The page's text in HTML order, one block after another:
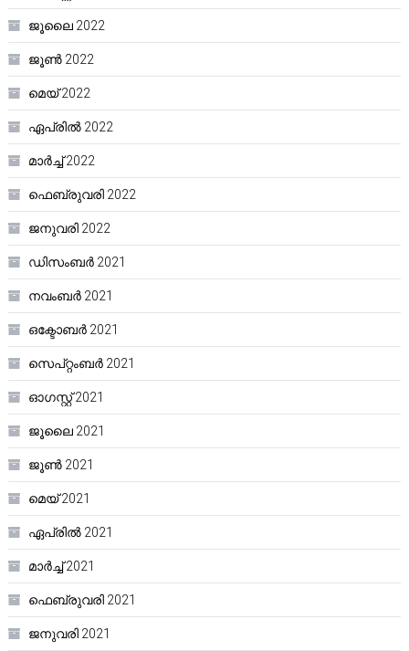
ജൂലൈ 2022
ജൂൺ 2022
മെയ്‌ 2022
ഏപ്രിൽ 2022
മാർച്ച്‌ 2022
ഫെബ്രുവരി 2022
ജനുവരി 2022
ഡിസംബർ 2021
നവംബർ 2021
ഒക്ടോബർ 2021
സെപ്റ്റംബർ 2021
ഓഗസ്റ്റ്‌ 2021
ജൂലൈ 2021
ജൂൺ 2021
മെയ്‌ 2021
ഏപ്രിൽ 2021
മാർച്ച്‌ 2021
ഫെബ്രുവരി 2021
ജനുവരി 2021